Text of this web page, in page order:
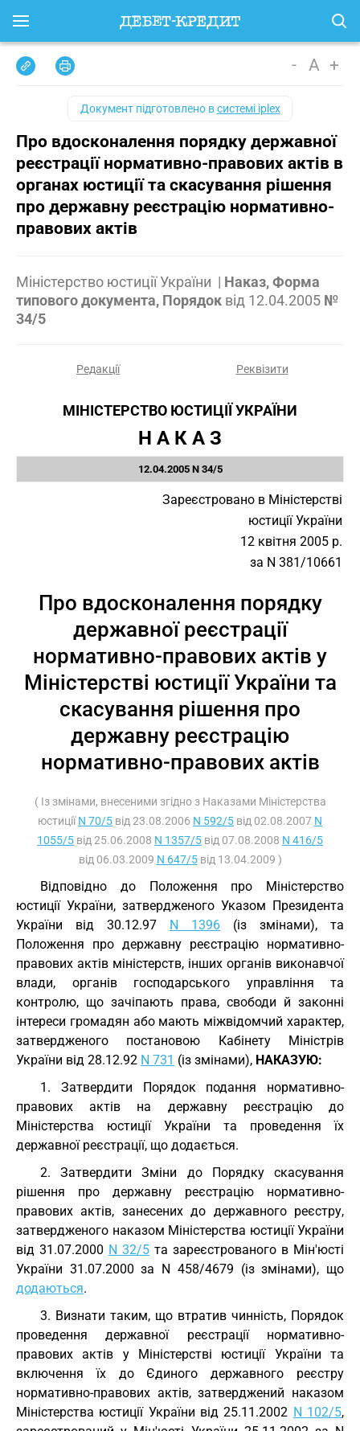
- A +
Документ підготовлено всистемі iplex
Про вдосконалення порядку державної
реєстрації нормативно-правових актів в
органах юстиції та скасування рішення
про державну реєстрацію нормативно-
правових актів
Міністерство юстиції України | Наказ, Форма
типового документа, Порядок від 12.04.2005 №
34/5
Редакції Реквізити
МІНІСТЕРСТВО ЮСТИЦІЇ УКРАЇНИ
Н А К А З
12.04.2005 N 34/5
Зареєстровано в Міністерстві
юстиції України
12 квітня 2005 р.
за N 381/10661
Про вдосконалення порядку
державної реєстрації
нормативно-правових актів у
Міністерстві юстиції України та
скасування рішення про
державну реєстрацію
нормативно-правових актів
( Із змінами, внесеними згідно з Наказами Міністерства
юстиціїN 70/5 від 23.08.2006 N 592/5 від 02.08.2007 N
1055/5 від 25.06.2008 N 1357/5 від 07.08.2008 N 416/5
від 06.03.2009 N 647/5від 13.04.2009 )
Відповідно до Положення про Міністерство
юстиції України, затвердженого Указом Президента
України від 30.12.97 N 1396 (із змінами), та
Положення про державну реєстрацію нормативно-
правових актів міністерств, інших органів виконавчої
влади, органів господарського управління та
контролю, що зачіпають права, свободи й законні
інтереси громадян або мають міжвідомчий характер,
затвердженого постановою Кабінету Міністрів
України від 28.12.92 N 731 (із змінами), НАКАЗУЮ:
1. Затвердити Порядок подання нормативно-
правових актів на державну реєстрацію до
Міністерства юстиції України та проведення їх
державної реєстрації, що додається.
2. Затвердити Зміни до Порядку скасування
рішення про державну реєстрацію нормативно-
правових актів, занесених до державного реєстру,
затвердженого наказом Міністерства юстиції України
від 31.07.2000 N 32/5 та зареєстрованого в Мін'юсті
України 31.07.2000 за N 458/4679 (із змінами), що
додаються.
3. Визнати таким, що втратив чинність, Порядок
проведення державної реєстрації нормативно-
правових актів у Міністерстві юстиції України та
включення їх до Єдиного державного реєстру
нормативно-правових актів, затверджений наказом
Міністерства юстиції України від 25.11.2002 N 102/5,